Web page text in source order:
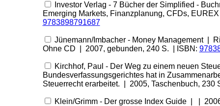
Investor Verlag - 7 Bücher der Simplified -
Emerging Markets, Finanzplanung, CFDs,
9783898791687
Jünemann/Imbacher - Money Management |
Ohne CD | 2007, gebunden, 240 S. | ISBN:
Kirchhof, Paul - Der Weg zu einem neuen
Bundesverfassungsgerichtes hat in
Steuerrecht erarbeitet. | 2005, Taschenbuch, 230
Klein/Grimm - Der grosse Index Guide | |